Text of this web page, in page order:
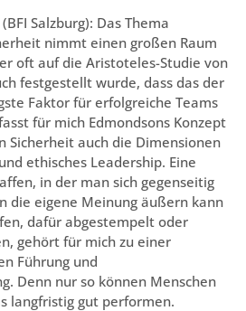
(BFI Salzburg): Das Thema
nimmt einen großen Raum
oft auf die Aristoteles-Studie von
festgestellt wurde, dass das der
Faktor für erfolgreiche Teams
für mich Edmondsons Konzept
Sicherheit auch die Dimensionen
ethisches Leadership. Eine
in der man sich gegenseitig
die eigene Meinung äußern kann
dafür abgestempelt oder
gehört für mich zu einer
Führung und
Denn nur so können Menschen
langfristig gut performen.